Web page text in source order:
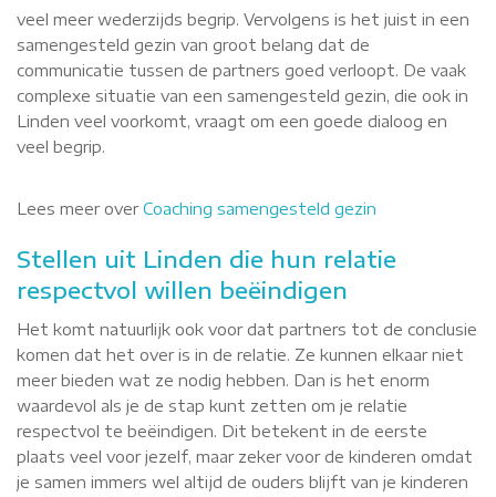
veel meer wederzijds begrip. Vervolgens is het juist in een
samengesteld gezin van groot belang dat de
communicatie tussen de partners goed verloopt. De vaak
complexe situatie van een samengesteld gezin, die ook in
Linden veel voorkomt, vraagt om een goede dialoog en
veel begrip.
Lees meer overCoaching samengesteld gezin
Stellen uit Linden die hun relatie
respectvol willen beëindigen
Het komt natuurlijk ook voor dat partners tot de conclusie
komen dat het over is in de relatie. Ze kunnen elkaar niet
meer bieden wat ze nodig hebben. Dan is het enorm
waardevol als je de stap kunt zetten om je relatie
respectvol te beëindigen. Dit betekent in de eerste
plaats veel voor jezelf, maar zeker voor de kinderen omdat
je samen immers wel altijd de ouders blijft van je kinderen